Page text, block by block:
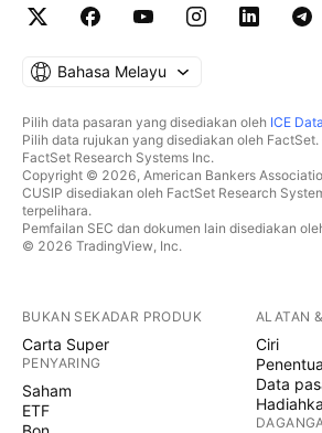
Bahasa Melayu
Pilih data pasaran yang disediakan oleh ICE
Pilih data rujukan yang disediakan oleh
FactSet Research Systems Inc.
Copyright © 2026, American Bankers
CUSIP disediakan oleh FactSet Research
terpelihara.
Pemfailan SEC dan dokumen lain disediakan
© 2026 TradingView, Inc.
BUKAN SEKADAR PRODUK
Carta Super
PENYARING
Saham
ETF
ALATAN
Ciri
Data